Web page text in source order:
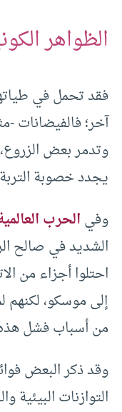
الظواهر
فقد تحمل في
آخر؛ فالفيضانات
وتدمر بعض
يجدد خصوبة
وفيالحرب
الشديد في صالح
احتلوا أجزاء من
إلى موسكو، لكنهم
من أسباب فشل هذه
وقد ذكر البعض
التوازنات البيئية